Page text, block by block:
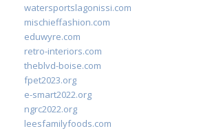
watersportslagonissi.com
mischieffashion.com
eduwyre.com
retro-interiors.com
theblvd-boise.com
fpet2023.org
e-smart2022.org
ngrc2022.org
leesfamilyfoods.com